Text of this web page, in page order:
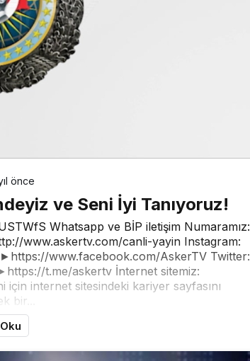
önce
ve Seni İyi Tanıyoruz!
Whatsapp ve BİP iletişim Numaramız:
www.askertv.com/canli-yayin Instagram:
www.facebook.com/AskerTV Twitter:
t.me/askertv İnternet sitemiz:
internet sitesindeki kariyer sayfasını
bir...